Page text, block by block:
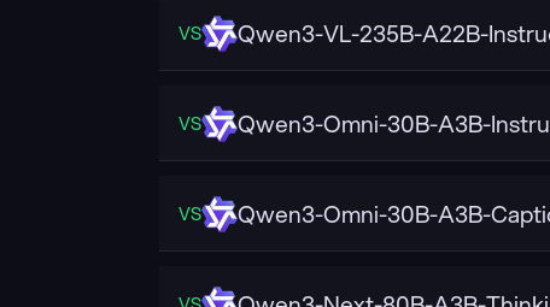
VS Qwen3-VL-235B-A22B-
VS Qwen3-Omni-30B-A3B-
VS Qwen3-Omni-30B-A3B-